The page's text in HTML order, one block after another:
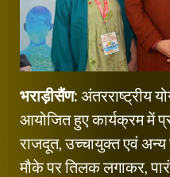
भराड़ीसैंण: अंतरराष्ट्रीय
आयोजित हुए कार्यक्रम में
राजदूत, उच्चायुक्त एवं अन्य
मौके पर तिलक लगाकर,